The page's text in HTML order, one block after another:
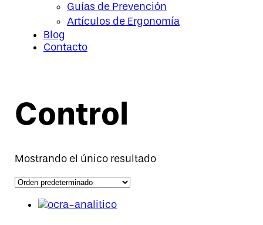
Guías de Prevención
Artículos de Ergonomía
Blog
Contacto
Control
Mostrando el único resultado